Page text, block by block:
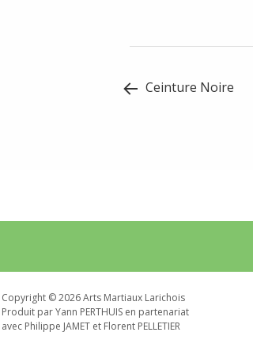
PostCeinture Noire
Area
Copyright © 2026 Arts Martiaux Larichois
Produit par Yann PERTHUIS en partenariat
avec Philippe JAMET et Florent PELLETIER